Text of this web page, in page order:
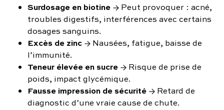
Surdosage en biotine → Peut provoquer : acné,
troubles digestifs, interférences avec certains
dosages sanguins.
Excès de zinc → Nausées, fatigue, baisse de
l’immunité.
Teneur élevée en sucre → Risque de prise de
poids, impact glycémique.
Fausse impression de sécurité → Retard de
diagnostic d’une vraie cause de chute.